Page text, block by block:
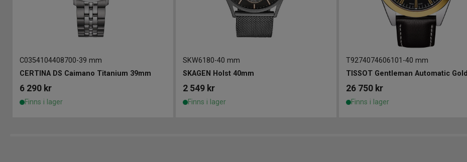
C0354104408700-39 mm
CERTINA DS Caimano Titanium 39mm
6 290 kr
Finns i lager
SKW6180-40 mm
SKAGEN Holst 40mm
2 549 kr
Finns i lager
T9274074606101 -40 mm
26 750 kr
Finns i lager